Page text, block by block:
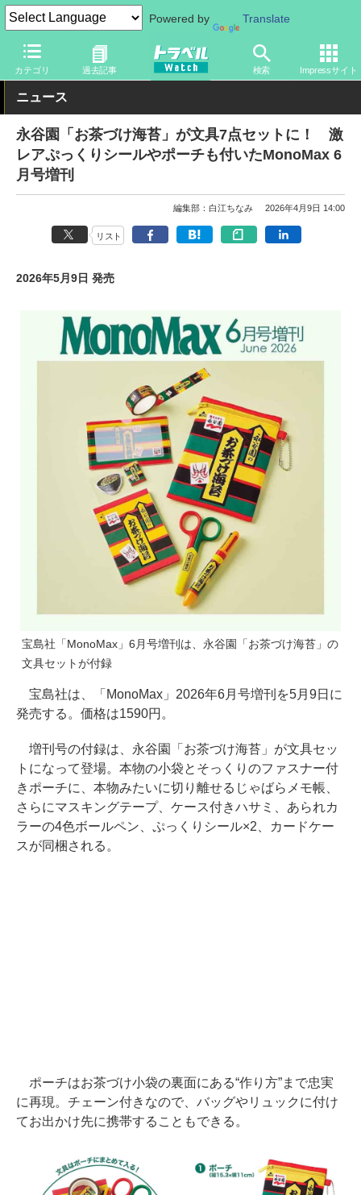
Powered by Translate
カテゴリ 過去記事 検索 Impressサイト
トラベル Watch 旅のアイテム 旅行グッズ 文具
ニュース
永谷園「お茶づけ海苔」が文具7点セットに！ 激
レアぷっくりシールやポーチも付いたMonoMax 6
月号増刊
編集部：白江ちなみ 2026年4月9日 14:00
リスト
2026年5月9日 発売
宝島社「MonoMax」6月号増刊は、永谷園「お茶づけ海苔」の
文具セットが付録
宝島社は、「MonoMax」2026年6月号増刊を5月9日に
発売する。価格は1590円。
増刊号の付録は、永谷園「お茶づけ海苔」が文具セッ
トになって登場。本物の小袋とそっくりのファスナー付
きポーチに、本物みたいに切り離せるじゃばらメモ帳、
さらにマスキングテープ、ケース付きハサミ、あられカ
ラーの4色ボールペン、ぷっくりシール×2、カードケー
スが同梱される。
ポーチはお茶づけ小袋の裏面にある“作り方”まで忠実
に再現。チェーン付きなので、バッグやリュックに付け
てお出かけ先に携帯することもできる。